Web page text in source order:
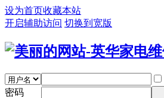
设为首页收藏本站
开启辅助访问 切换到宽版
密码